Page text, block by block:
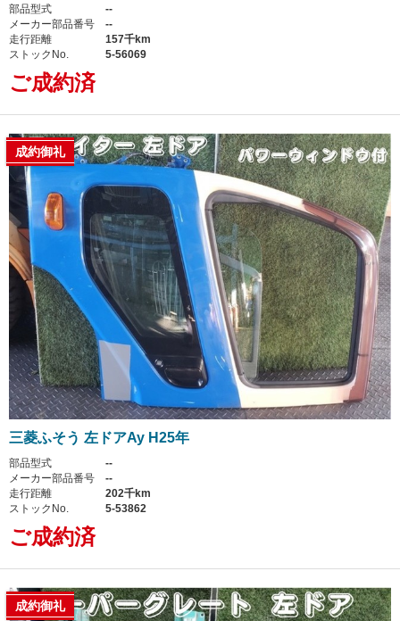
部品型式
--
メーカー部品番号
--
走行距離
157千km
ストックNo.
5-56069
ご成約済
成約御礼
三菱ふそう 左ドアAy H25年
部品型式
--
メーカー部品番号
--
走行距離
202千km
ストックNo.
5-53862
ご成約済
成約御礼